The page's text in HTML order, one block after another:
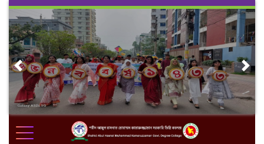
Skip
content
Previous